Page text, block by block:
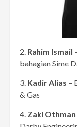
2. Rahim Ismail
bahagian Sime
3. Kadir Alias –
& Gas
4. Zaki Othman